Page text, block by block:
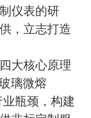
仪表的研
，立志打造
大核心原理
璃微熔
瓶颈，构建